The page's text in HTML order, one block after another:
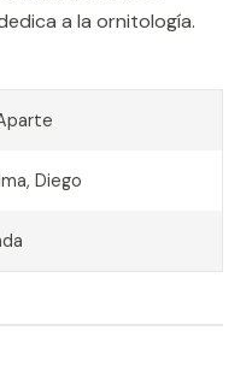
a la ornitología.
Diego